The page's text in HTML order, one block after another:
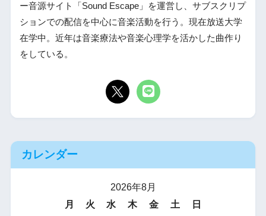
ー音源サイト「Sound Escape」を運営し、サブスクリプ
ションでの配信を中心に音楽活動を行う。現在放送大学
在学中。近年は音楽療法や音楽心理学を活かした曲作り
をしている。
カレンダー
2026年8月
月
火 水 木 金 土
日